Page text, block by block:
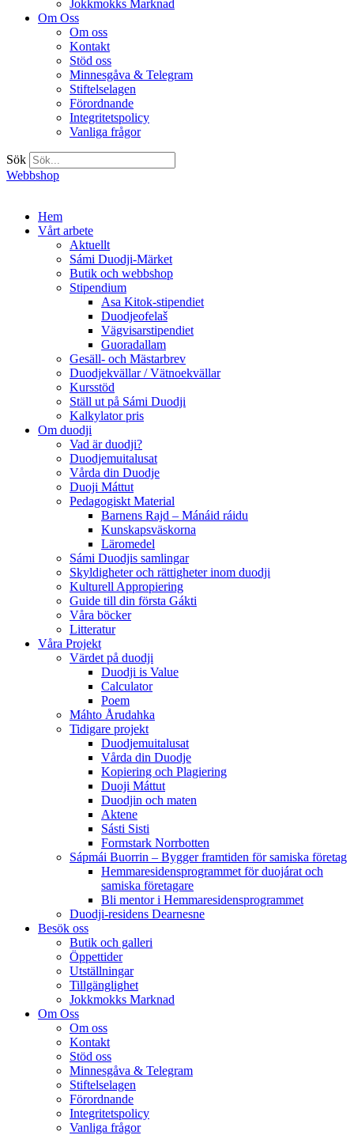
Jokkmokks Marknad
Om Oss
Om oss
Kontakt
Stöd oss
Minnesgåva & Telegram
Stiftelselagen
Förordnande
Integritetspolicy
Vanliga frågor
Sök
Webbshop
Hem
Vårt arbete
Aktuellt
Sámi Duodji-Märket
Butik och webbshop
Stipendium
Asa Kitok-stipendiet
Duodjeofelaš
Vägvisarstipendiet
Guoradallam
Gesäll- och Mästarbrev
Duodjekvällar / Vätnoekvällar
Kursstöd
Ställ ut på Sámi Duodji
Kalkylator pris
Om duodji
Vad är duodji?
Duodjemuitalusat
Vårda din Duodje
Duoji Máttut
Pedagogiskt Material
Barnens Rajd – Mánáid ráidu
Kunskapsväskorna
Läromedel
Sámi Duodjis samlingar
Skyldigheter och rättigheter inom duodji
Kulturell Appropiering
Guide till din första Gákti
Våra böcker
Litteratur
Våra Projekt
Värdet på duodji​
Duodji is Value
Calculator
Poem
Máhto Årudahka
Tidigare projekt
Duodjemuitalusat
Vårda din Duodje
Kopiering och Plagiering
Duoji Máttut
Duodjin och maten
Aktene
Sásti Sisti
Formstark Norrbotten
Sápmái Buorrin – Bygger framtiden för samiska företag
Hemmaresidensprogrammet för duojárat och
samiska företagare​
Bli mentor i Hemmaresidensprogrammet
Duodji-residens Dearnesne
Besök oss
Butik och galleri
Öppettider
Utställningar
Tillgänglighet
Jokkmokks Marknad
Om Oss
Om oss
Kontakt
Stöd oss
Minnesgåva & Telegram
Stiftelselagen
Förordnande
Integritetspolicy
Vanliga frågor